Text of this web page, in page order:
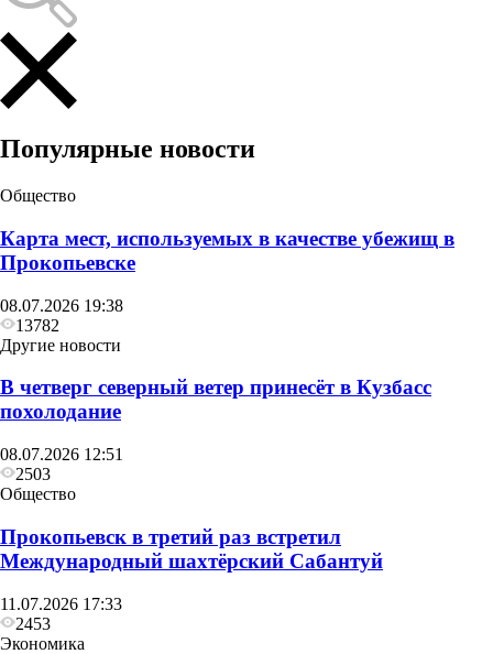
Происшествия
Жительница Кузбасса одним ударом ножа убила
своего мужа
Популярные новости
Общество
Карта мест, используемых в качестве убежищ в
Прокопьевске
08.07.2026 19:38
13782
Другие новости
В четверг северный ветер принесёт в Кузбасс
похолодание
08.07.2026 12:51
2503
Общество
Прокопьевск в третий раз встретил
Международный шахтёрский Сабантуй
11.07.2026 17:33
2453
Экономика